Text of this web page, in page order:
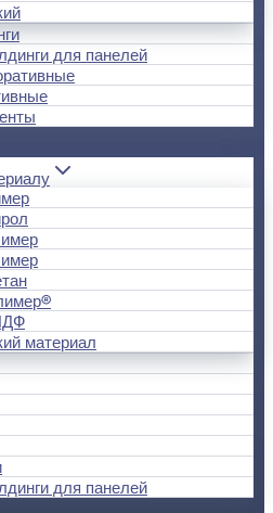
для панелей
материал
для панелей